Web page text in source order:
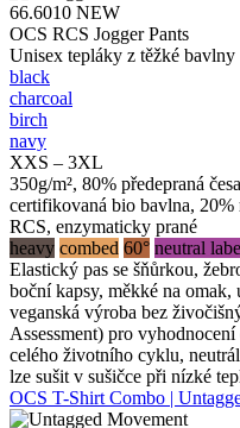
66.6010 NEW
OCS RCS Jogger Pants
Unisex tepláky z těžké bavlny
black
charcoal
birch
navy
XXS – 3XL
350g/m², 80% předepraná
certifikovaná bio bavlna,
RCS, enzymaticky prané
heavy combed 60° neutral
Elastický pas se šňůrkou,
boční kapsy, měkké na
veganská výroba bez
Assessment) pro
celého životního cyklu,
lze sušit v sušičce při nízké
OCS T-Shirt Combo |